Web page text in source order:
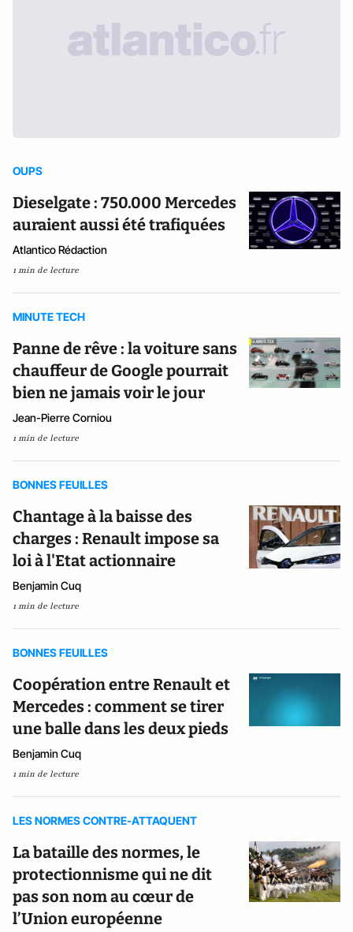
OUPS
Dieselgate : 750.000 Mercedes
auraient aussi été trafiquées
Atlantico Rédaction
1 min de lecture
MINUTE TECH
Panne de rêve : la voiture sans
chauffeur de Google pourrait
bien ne jamais voir le jour
Jean-Pierre Corniou
1 min de lecture
BONNES FEUILLES
Chantage à la baisse des
charges : Renault impose sa
loi à l'Etat actionnaire
Benjamin Cuq
1 min de lecture
BONNES FEUILLES
Coopération entre Renault et
Mercedes : comment se tirer
une balle dans les deux pieds
Benjamin Cuq
1 min de lecture
LES NORMES CONTRE-ATTAQUENT
La bataille des normes, le
protectionnisme qui ne dit
pas son nom au cœur de
l’Union européenne